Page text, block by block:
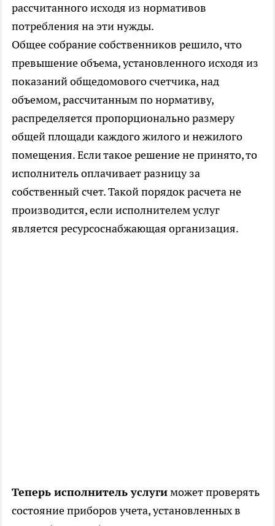
рассчитанного исходя из нормативов
потребления на эти нужды.
Общее собрание собственников решило, что
превышение объема, установленного исходя из
показаний общедомового счетчика, над
объемом, рассчитанным по нормативу,
распределяется пропорционально размеру
общей площади каждого жилого и нежилого
помещения. Если такое решение не принято, то
исполнитель оплачивает разницу за
собственный счет. Такой порядок расчета не
производится, если исполнителем услуг
является ресурсоснабжающая организация.
Теперь исполнитель услугиможет проверять
состояние приборов учета, установленных в